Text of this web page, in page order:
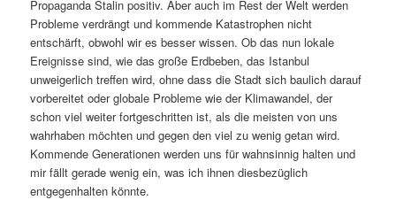
Propaganda Stalin positiv. Aber auch im Rest der Welt werden
Probleme verdrängt und kommende Katastrophen nicht
entschärft, obwohl wir es besser wissen. Ob das nun lokale
Ereignisse sind, wie das große Erdbeben, das Istanbul
unweigerlich treffen wird, ohne dass die Stadt sich baulich darauf
vorbereitet oder globale Probleme wie der Klimawandel, der
schon viel weiter fortgeschritten ist, als die meisten von uns
wahrhaben möchten und gegen den viel zu wenig getan wird.
Kommende Generationen werden uns für wahnsinnig halten und
mir fällt gerade wenig ein, was ich ihnen diesbezüglich
entgegenhalten könnte.